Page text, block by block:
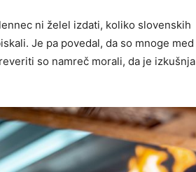
ni želel izdati, koliko slovenskih
Je pa povedal, da so mnoge med
so namreč morali, da je izkušnja